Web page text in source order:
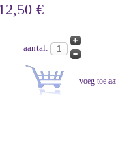
12,50 €
aantal: